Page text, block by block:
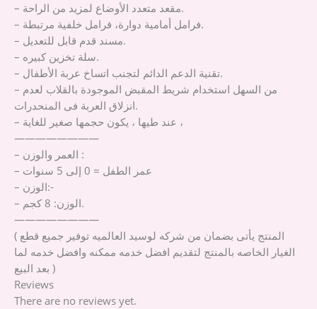
– مقعد متعدد الأوضاع لمزيد من الراحة.
– فرامل أمامية دوارة، فرامل خلفية مرتبطة.
– مسند قدم قابل للتعديل.
– سلة تخزين كبيره.
– تقنية الدعم الدائم لتجنب اتساخ عربة الأطفال.
– من السهل استخدام شريط المقبض الموجودة بالقلاب لعدم
انزلاق العربة فى المنحدرات.
– عند طيها ، يكون حجمها صغير للغاية ،
————————
– العمر والوزن :
– عمر الطفل = 0 إلى 5 سنوات
– الوزن:-
– الوزن: 8 كجم.
————————
( المنتج يأتى بضمان من شركه لوسيد العالميه توفير جميع قطع
الغيار الخاصه بالمنتج لتقديم افضل خدمه ممكنه وافضل خدمه لما
بعد البيع )
Reviews
There are no reviews yet.